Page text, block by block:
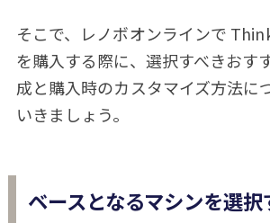
そこで、レノボオンラインで
を購入する際に、選択すべきおす
成と購入時のカスタマイズ方法に
いきましょう。
ベースとなるマシンを選択